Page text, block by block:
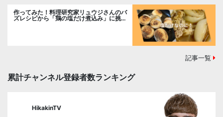
作ってみた！料理研究家リュウジさんのバ
ズレシピから「鶏の塩だけ煮込み」に挑
記事一覧
累計チャンネル登録者数ランキング
HikakinTV